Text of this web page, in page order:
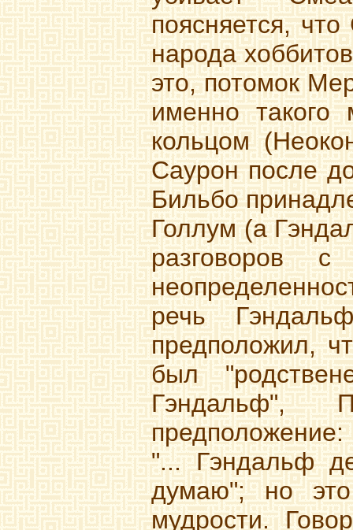
поясняется,
народа
это, потомок
именно
кольцом
Саурон после
Бильбо
Голлум (а
разговоров
речь
предположил,
был
Гэндальф",
предположение:
"... Гэндальф
думаю"; но это
мудрости.